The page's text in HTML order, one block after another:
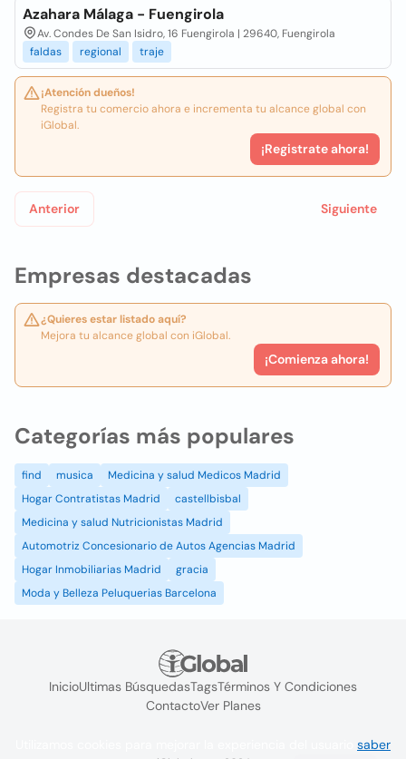
Empresas destacadas
¿Quieres estar listado aquí?
Mejora tu alcance global con iGlobal.
¡Comienza ahora!
Azahara Málaga - Fuengirola
Av. Condes De San Isidro, 16 Fuengirola | 29640, Fuengirola
faldas
regional traje
¡Atención dueños!
Registra tu comercio ahora e incrementa tu alcance global con
iGlobal.
¡Registrate ahora!
Anterior Siguiente
Categorías más populares
find musica
Medicina y salud Medicos Madrid
Hogar Contratistas Madrid
castellbisbal
Medicina y salud Nutricionistas Madrid
Automotriz Concesionario de Autos Agencias Madrid
Hogar Inmobiliarias Madrid
gracia
Moda y Belleza Peluquerias Barcelona
InicioUltimas BúsquedasTagsTérminos Y Condiciones
ContactoVer Planes
saber